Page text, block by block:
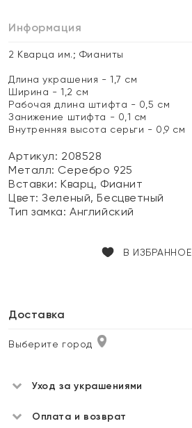
Информация
2 Кварца им.; Фианиты
Длина украшения - 1,7 см
Ширина - 1,2 см
Рабочая длина штифта - 0,5 см
Занижение штифта - 0,1 см
Внутренняя высота серьги - 0,9 см
Артикул: 208528
Металл: Серебро 925
Вставки:Кварц, Фианит
Цвет:Зеленый, Бесцветный
Тип замка:Английский
В ИЗБРАННОЕ
Доставка
Выберите город
Уход за украшениями
Оплата и возврат